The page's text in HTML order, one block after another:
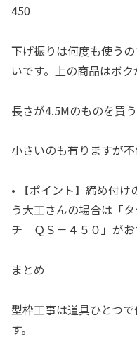
450
下げ振りは何度も使う
いです。上の商品はボ
長さが4.5Mのものを買
小さいのも有りますが
• 【ポイント】締め付
う大工さんの場合は「
チ ＱＳ－４５０」がお
まとめ
型枠工事は道具ひとつ
す。